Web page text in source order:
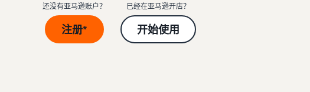
还没有亚马逊账户？
注册*
已经在亚马逊开店？
开始使用